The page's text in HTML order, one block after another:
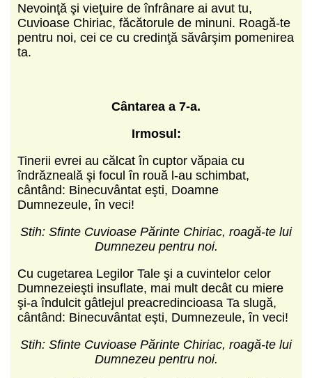
Nevoinţă şi vieţuire de înfrânare ai avut tu,
Cuvioase Chiriac, făcătorule de minuni. Roagă-te
pentru noi, cei ce cu credinţă săvârşim pomenirea
ta.
Cântarea a 7-a.
Irmosul:
Tinerii evrei au călcat în cuptor văpaia cu
îndrăzneală şi focul în rouă l-au schimbat,
cântând: Binecuvântat eşti, Doamne
Dumnezeule, în veci!
Stih: Sfinte Cuvioase Părinte Chiriac, roagă-te lui
Dumnezeu pentru noi.
Cu cugetarea Legilor Tale şi a cuvintelor celor
Dumnezeieşti insuflate, mai mult decât cu miere
şi-a îndulcit gâtlejul preacredincioasa Ta slugă,
cântând: Binecuvântat eşti, Dumnezeule, în veci!
Stih: Sfinte Cuvioase Părinte Chiriac, roagă-te lui
Dumnezeu pentru noi.